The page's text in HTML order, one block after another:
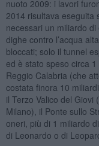
nuoto 2009: i lavori
2014 risultava eseguita
necessari un miliardo
dighe contro l’acqua
bloccati; solo il tunnel
ed è stato speso circa
Reggio Calabria (che
costata finora 10
il Terzo Valico del
Milano), il Ponte sullo
oneri, più di 1 miliardo
di Leonardo o di